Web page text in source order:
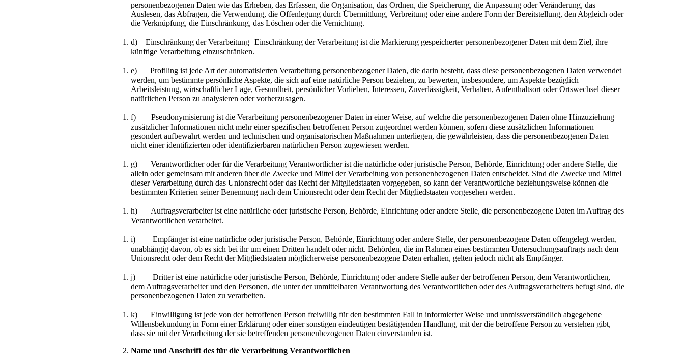
personenbezogenen Daten wie das Erheben, das Erfassen, die Organisation, das Ordnen, die Speicherung, die Anpassung oder Veränderung, das
Auslesen, das Abfragen, die Verwendung, die Offenlegung durch Übermittlung, Verbreitung oder eine andere Form der Bereitstellung, den Abgleich oder
die Verknüpfung, die Einschränkung, das Löschen oder die Vernichtung.
d) Einschränkung der Verarbeitung Einschränkung der Verarbeitung ist die Markierung gespeicherter personenbezogener Daten mit dem Ziel, ihre
künftige Verarbeitung einzuschränken.
e) Profiling ist jede Art der automatisierten Verarbeitung personenbezogener Daten, die darin besteht, dass diese personenbezogenen Daten verwendet
werden, um bestimmte persönliche Aspekte, die sich auf eine natürliche Person beziehen, zu bewerten, insbesondere, um Aspekte bezüglich
Arbeitsleistung, wirtschaftlicher Lage, Gesundheit, persönlicher Vorlieben, Interessen, Zuverlässigkeit, Verhalten, Aufenthaltsort oder Ortswechsel dieser
natürlichen Person zu analysieren oder vorherzusagen.
f) Pseudonymisierung ist die Verarbeitung personenbezogener Daten in einer Weise, auf welche die personenbezogenen Daten ohne Hinzuziehung
zusätzlicher Informationen nicht mehr einer spezifischen betroffenen Person zugeordnet werden können, sofern diese zusätzlichen Informationen
gesondert aufbewahrt werden und technischen und organisatorischen Maßnahmen unterliegen, die gewährleisten, dass die personenbezogenen Daten
nicht einer identifizierten oder identifizierbaren natürlichen Person zugewiesen werden.
g) Verantwortlicher oder für die Verarbeitung Verantwortlicher ist die natürliche oder juristische Person, Behörde, Einrichtung oder andere Stelle, die
allein oder gemeinsam mit anderen über die Zwecke und Mittel der Verarbeitung von personenbezogenen Daten entscheidet. Sind die Zwecke und Mittel
dieser Verarbeitung durch das Unionsrecht oder das Recht der Mitgliedstaaten vorgegeben, so kann der Verantwortliche beziehungsweise können die
bestimmten Kriterien seiner Benennung nach dem Unionsrecht oder dem Recht der Mitgliedstaaten vorgesehen werden.
h) Auftragsverarbeiter ist eine natürliche oder juristische Person, Behörde, Einrichtung oder andere Stelle, die personenbezogene Daten im Auftrag des
Verantwortlichen verarbeitet.
i) Empfänger ist eine natürliche oder juristische Person, Behörde, Einrichtung oder andere Stelle, der personenbezogene Daten offengelegt werden,
unabhängig davon, ob es sich bei ihr um einen Dritten handelt oder nicht. Behörden, die im Rahmen eines bestimmten Untersuchungsauftrags nach dem
Unionsrecht oder dem Recht der Mitgliedstaaten möglicherweise personenbezogene Daten erhalten, gelten jedoch nicht als Empfänger.
j) Dritter ist eine natürliche oder juristische Person, Behörde, Einrichtung oder andere Stelle außer der betroffenen Person, dem Verantwortlichen,
dem Auftragsverarbeiter und den Personen, die unter der unmittelbaren Verantwortung des Verantwortlichen oder des Auftragsverarbeiters befugt sind, die
personenbezogenen Daten zu verarbeiten.
k) Einwilligung ist jede von der betroffenen Person freiwillig für den bestimmten Fall in informierter Weise und unmissverständlich abgegebene
Willensbekundung in Form einer Erklärung oder einer sonstigen eindeutigen bestätigenden Handlung, mit der die betroffene Person zu verstehen gibt,
dass sie mit der Verarbeitung der sie betreffenden personenbezogenen Daten einverstanden ist.
Name und Anschrift des für die Verarbeitung Verantwortlichen